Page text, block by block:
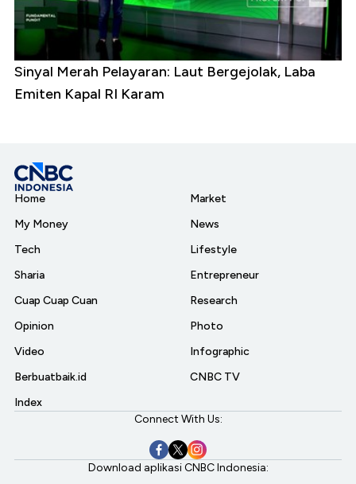
Sinyal Merah Pelayaran: Laut Bergejolak, Laba
Emiten Kapal RI Karam
Home
My Money
Tech
Sharia
Cuap Cuap Cuan
Opinion
Video
Berbuatbaik.id
Index
Market
News
Lifestyle
Entrepreneur
Research
Photo
Infographic
CNBC TV
Connect With Us:
Download aplikasi CNBC Indonesia: